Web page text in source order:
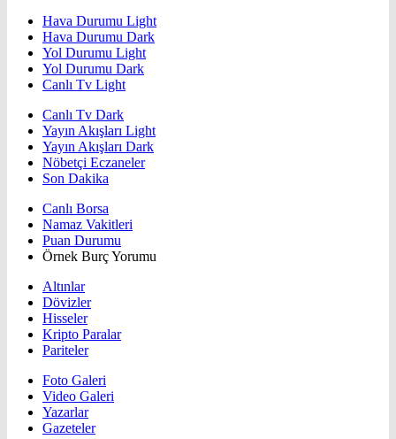
Hava Durumu Light
Hava Durumu Dark
Yol Durumu Light
Yol Durumu Dark
Canlı Tv Light
Canlı Tv Dark
Yayın Akışları Light
Yayın Akışları Dark
Nöbetçi Eczaneler
Son Dakika
Canlı Borsa
Namaz Vakitleri
Puan Durumu
Örnek Burç Yorumu
Altınlar
Dövizler
Hisseler
Kripto Paralar
Pariteler
Foto Galeri
Video Galeri
Yazarlar
Gazeteler